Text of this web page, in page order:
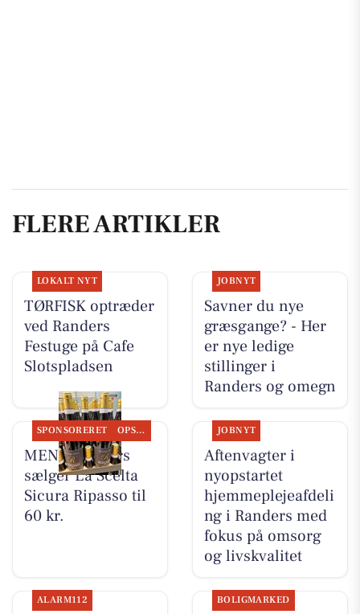
FLERE ARTIKLER
LOKALT NYT
TØRFISK optræder
ved Randers
Festuge på Cafe
Slotspladsen
JOBNYT
Savner du nye
græsgange? - Her
er nye ledige
stillinger i
Randers og omegn
SPONSORERET OPSLAGSTAVLEN
MENY Randers
sælger La Scelta
Sicura Ripasso til
60 kr.
JOBNYT
Aftenvagter i
nyopstartet
hjemmeplejeafdeli
ng i Randers med
fokus på omsorg
og livskvalitet
ALARM112 BOLIGMARKED